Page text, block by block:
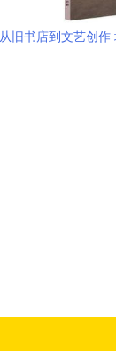
从旧书店到文艺创作